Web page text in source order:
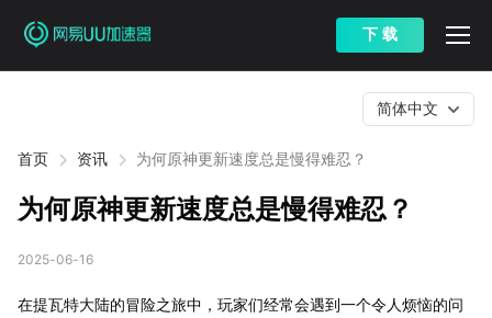
下 载
首页 资讯 为何原神更新速度总是慢得难忍？
简体中文
为何原神更新速度总是慢得难忍？
2025-06-16
在提瓦特大陆的冒险之旅中，玩家们经常会遇到一个令人烦恼的问